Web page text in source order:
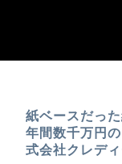
紙ベースだっ
年間数千万円
式会社クレデ